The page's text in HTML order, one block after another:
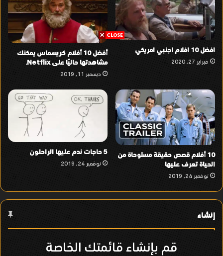
افضل 10 افلام اجنبي امريكي
فبراير 27, 2020
أفضل 10 أفلام كريسماس يمكنك
مشاهدتها حاليًا على Netflix.
ديسمبر 11, 2019
10 أفلام قصص حقيقة مستوحاة من
الحياة تعرف عليها
نوفمبر 24, 2019
5 حاجات ندم عليها الراحلون
نوفمبر 24, 2019
إنشاء
قم بإنشاء قائمتك الخاصة